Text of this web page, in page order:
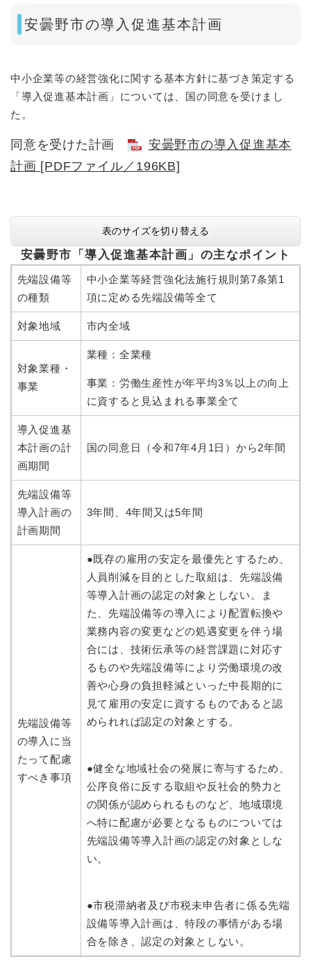
安曇野市の導入促進基本計画
中小企業等の経営強化に関する基本方針に基づき策定する
「導入促進基本計画」については、国の同意を受けまし
た。
同意を受けた計画
安曇野市の導入促進基本
計画 [PDFファイル／196KB]
表のサイズを切り替える
安曇野市「導入促進基本計画」の主なポイント
先端設備等
の種類
中小企業等経営強化法施行規則第7条第1
項に定める先端設備等全て
対象地域 市内全域
対象業種・
事業
業種：全業種
事業：労働生産性が年平均3％以上の向上
に資すると見込まれる事業全て
導入促進基
本計画の計
画期間
国の同意日（令和7年4月1日）から2年間
先端設備等
導入計画の
計画期間
3年間、4年間又は5年間
先端設備等
の導入に当
たって配慮
すべき事項
●既存の雇用の安定を最優先とするため、
人員削減を目的とした取組は、先端設備
等導入計画の認定の対象としない。ま
た、先端設備等の導入により配置転換や
業務内容の変更などの処遇変更を伴う場
合には、技術伝承等の経営課題に対応す
るものや先端設備等により労働環境の改
善や心身の負担軽減といった中長期的に
見て雇用の安定に資するものであると認
められれば認定の対象とする。
●健全な地域社会の発展に寄与するため、
公序良俗に反する取組や反社会的勢力と
の関係が認められるものなど、地域環境
へ特に配慮が必要となるものについては
先端設備等導入計画の認定の対象としな
い。
●市税滞納者及び市税未申告者に係る先端
設備等導入計画は、特段の事情がある場
合を除き、認定の対象としない。